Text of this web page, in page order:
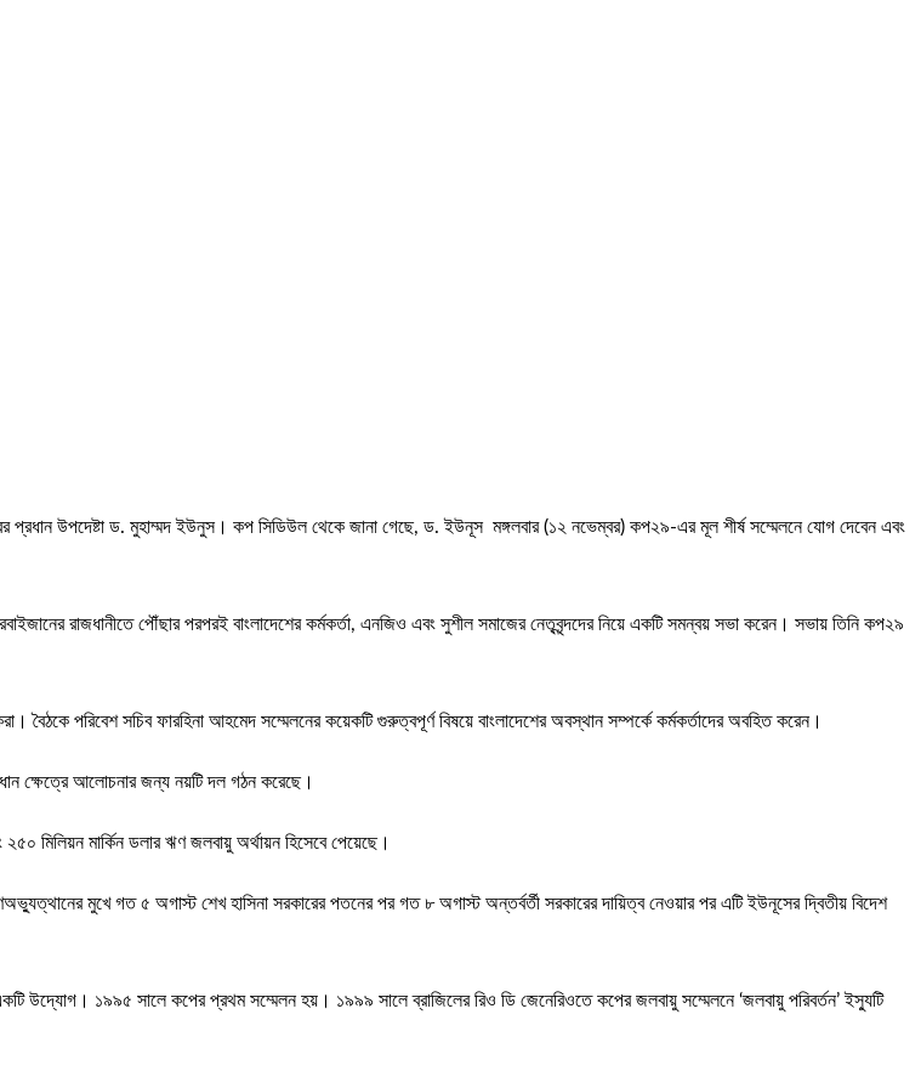
প্রধান উপদেষ্টা ড. মুহাম্মদ ইউনুস। কপ সিডিউল থেকে জানা গেছে, ড. ইউনূস মঙ্গলবার (১২ নভেম্বর) কপ২৯-এর মূল শীর্ষ সম্মেলনে যোগ দেবেন এবং
রাজধানীতে পৌঁছার পরপরই বাংলাদেশের কর্মকর্তা, এনজিও এবং সুশীল সমাজের নেতৃবৃন্দদের নিয়ে একটি সমন্বয় সভা করেন। সভায় তিনি কপ২৯
পরিবেশ সচিব ফারহিনা আহমেদ সম্মেলনের কয়েকটি গুরুত্বপূর্ণ বিষয়ে বাংলাদেশের অবস্থান সম্পর্কে কর্মকর্তাদের অবহিত করেন।
ক্ষেত্রে আলোচনার জন্য নয়টি দল গঠন করেছে।
মিলিয়ন মার্কিন ডলার ঋণ জলবায়ু অর্থায়ন হিসেবে পেয়েছে।
মুখে গত ৫ অগাস্ট শেখ হাসিনা সরকারের পতনের পর গত ৮ অগাস্ট অন্তর্বর্তী সরকারের দায়িত্ব নেওয়ার পর এটি ইউনূসের দ্বিতীয় বিদেশ
উদ্যোগ। ১৯৯৫ সালে কপের প্রথম সম্মেলন হয়। ১৯৯৯ সালে ব্রাজিলের রিও ডি জেনেরিওতে কপের জলবায়ু সম্মেলনে ‘জলবায়ু পরিবর্তন’ ইস্যুটি